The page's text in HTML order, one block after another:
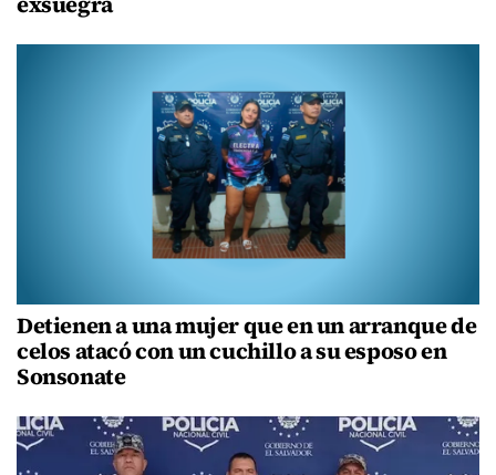
Detienen a una mujer que en un arranque de
celos atacó con un cuchillo a su esposo en
Sonsonate